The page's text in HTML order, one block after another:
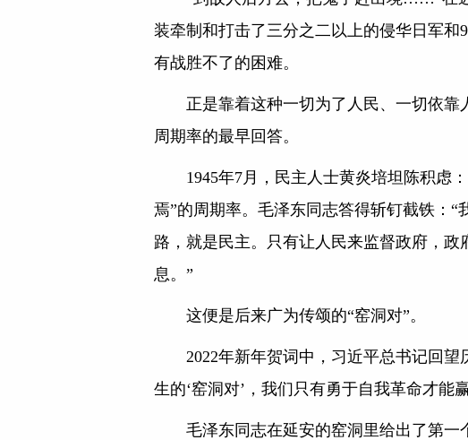
装牵制和打击了三分之二以上的侵华日军
有战胜不了的困难。
正是靠着这种一切为了人民、一切依
周期率的最早回答。
1945年7月，民主人士黄炎培坦陈积虑
焉”的周期率。毛泽东同志答得斩钉截铁：
路，就是民主。只有让人民来监督政府，
息。”
这便是后来广为传颂的“窑洞对”。
2022年新年贺词中，习近平总书记回
生的‘窑洞对’，我们只有勇于自我革命才能
毛泽东同志在延安的窑洞里给出了第